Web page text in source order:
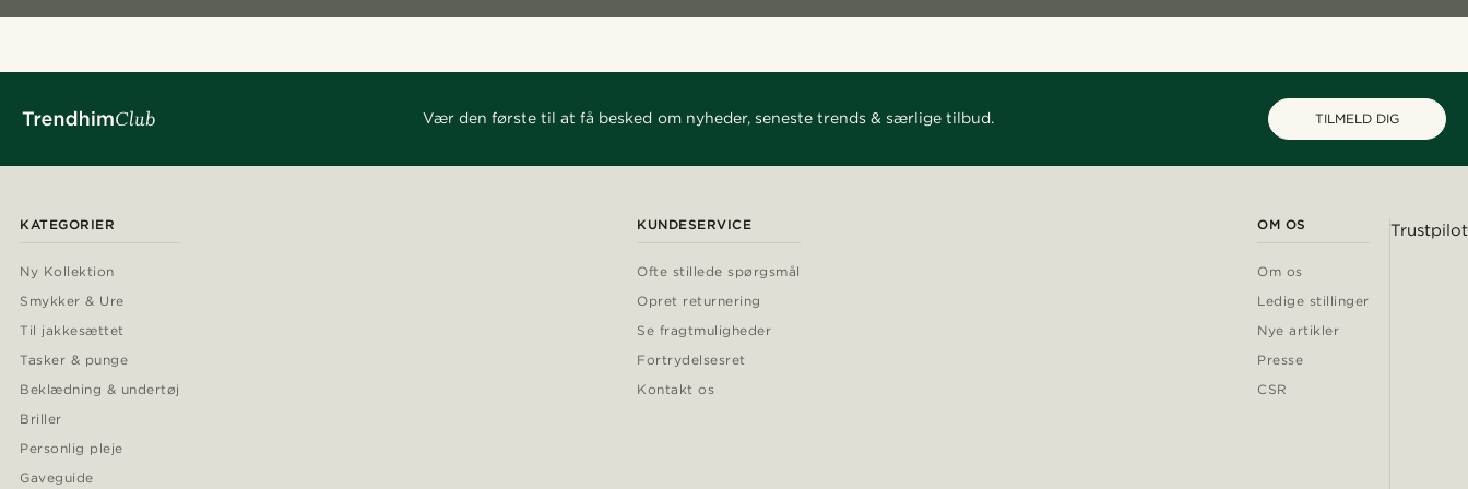
Vær den første til at få besked om nyheder, seneste trends & særlige tilbud. TILMELD DIG
KATEGORIER
Ny Kollektion
Smykker & Ure
Til jakkesættet
Tasker & punge
Beklædning & undertøj
Briller
Personlig pleje
Gaveguide
KUNDESERVICE
Ofte stillede spørgsmål
Opret returnering
Se fragtmuligheder
Fortrydelsesret
Kontakt os
OM OS
Om os
Ledige stillinger
Nye artikler
Presse
CSR
Trustpilot